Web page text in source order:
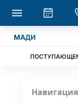
МАДИ